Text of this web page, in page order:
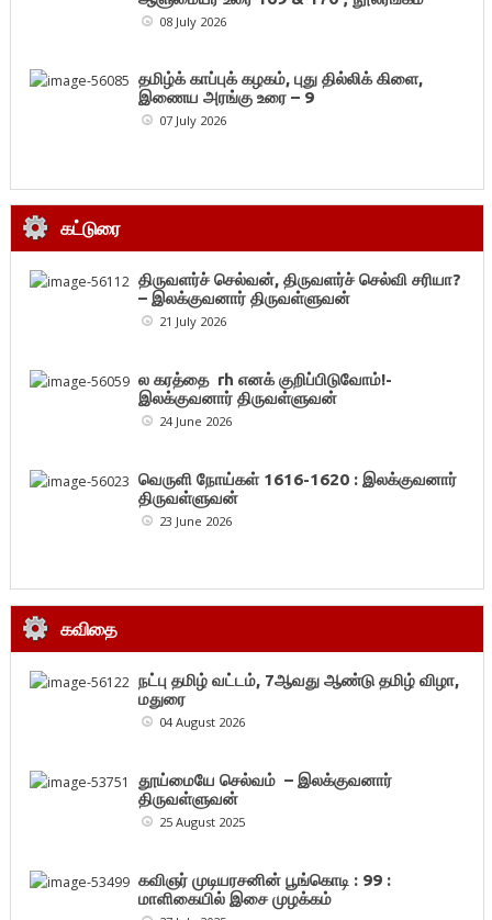
08 July 2026
தமிழ்க் காப்புக் கழகம், புது தில்லிக் கிளை,
இணைய அரங்கு உரை – 9
07 July 2026
கட்டுரை
திருவளர்ச் செல்வன், திருவளர்ச் செல்வி சரியா?
– இலக்குவனார் திருவள்ளுவன்
21 July 2026
ல கரத்தை rh எனக் குறிப்பிடுவோம்!-
இலக்குவனார் திருவள்ளுவன்
24 June 2026
வெருளி நோய்கள் 1616-1620 : இலக்குவனார்
திருவள்ளுவன்
23 June 2026
கவிதை
நட்பு தமிழ் வட்டம், 7ஆவது ஆண்டு தமிழ் விழா,
மதுரை
04 August 2026
தூய்மையே செல்வம் – இலக்குவனார்
திருவள்ளுவன்
25 August 2025
கவிஞர் முடியரசனின் பூங்கொடி : 99 :
மாளிகையில் இசை முழக்கம்